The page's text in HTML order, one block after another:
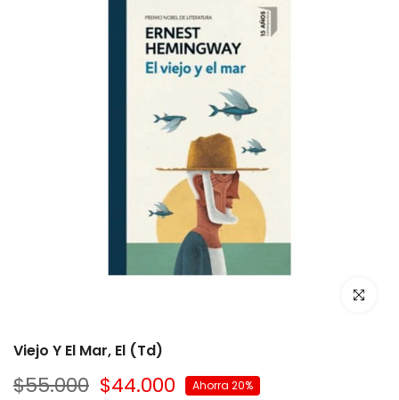
Viejo Y El Mar, El (Td)
$55.000 $44.000 Ahorra 20%